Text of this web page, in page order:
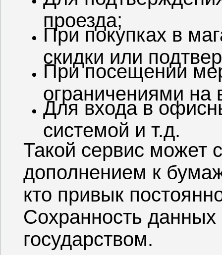
проезда;
При покупках в
скидки или
При посещении
ограничениями на
Для входа в
системой и т.д.
Такой сервис может
дополнением к
кто привык
Сохранность
государством.